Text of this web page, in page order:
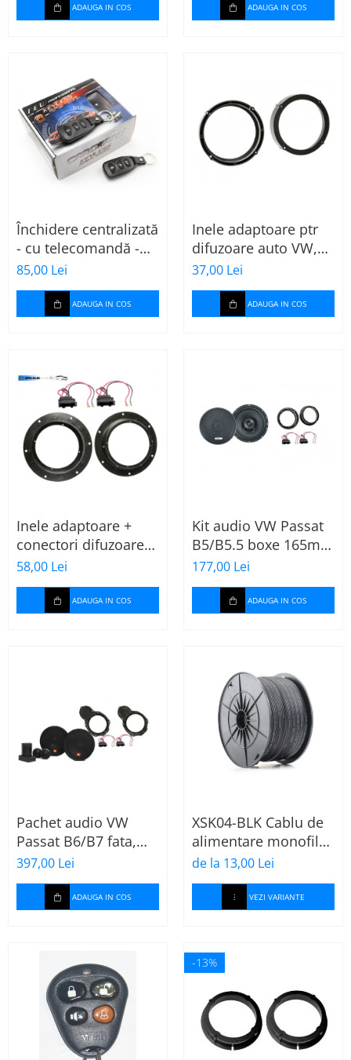
ADAUGA IN COS ADAUGA IN COS
Închidere centralizată
- cu telecomandă -
CARGUARD
85,00 Lei
ADAUGA IN COS
Inele adaptoare ptr
difuzoare auto VW,
Seat, Skoda
37,00 Lei
ADAUGA IN COS
Inele adaptoare +
conectori difuzoare
fata 165mm VW Golf
V, VI
58,00 Lei
ADAUGA IN COS
Kit audio VW Passat
B5/B5.5 boxe 165mm
XT172
177,00 Lei
ADAUGA IN COS
Pachet audio VW
Passat B6/B7 fata,
boxe, inele, mufe
adaptoare JBL
STAGE2 604C
397,00 Lei
ADAUGA IN COS
XSK04-BLK Cablu de
alimentare monofilar
negru Ampire de
4mm2 (11AWG),
cupru, rola 50m
de la 13,00 Lei
VEZI VARIANTE
-13%